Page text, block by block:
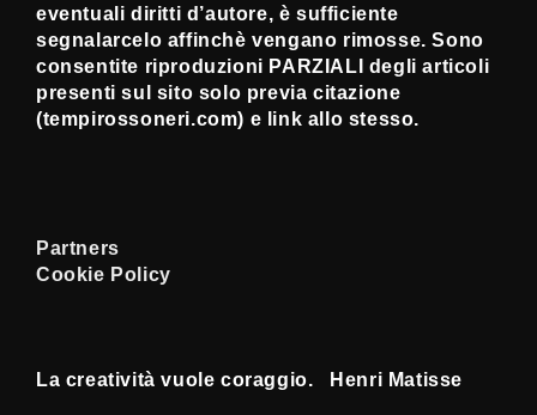
eventuali diritti d’autore, è sufficiente
segnalarcelo affinchè vengano rimosse. Sono
consentite riproduzioni PARZIALI degli articoli
presenti sul sito solo previa citazione
(tempirossoneri.com) e link allo stesso.
Partners
Cookie Policy
La creatività vuole coraggio. Henri Matisse